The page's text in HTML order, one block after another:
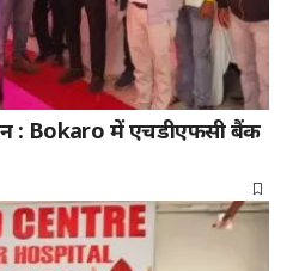
: Bokaro में एचडीएफसी बैंक